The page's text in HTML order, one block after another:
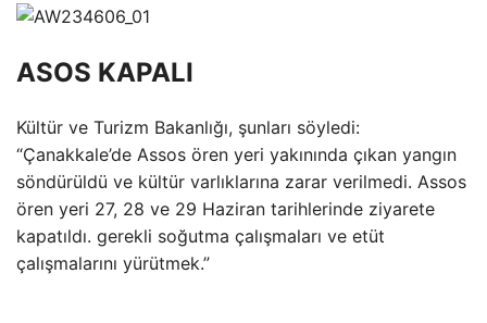
ASOS KAPALI
Kültür ve Turizm Bakanlığı, şunları söyledi:
“Çanakkale’de Assos ören yeri yakınında çıkan yangın
söndürüldü ve kültür varlıklarına zarar verilmedi. Assos
ören yeri 27, 28 ve 29 Haziran tarihlerinde ziyarete
kapatıldı. gerekli soğutma çalışmaları ve etüt
çalışmalarını yürütmek.”